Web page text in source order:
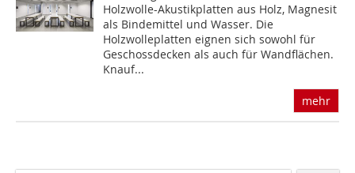
Holzwolle-Akustikplatten aus Holz, Magnesit
als Bindemittel und Wasser. Die
Holzwolleplatten eignen sich sowohl für
Geschossdecken als auch für Wandflächen.
Knauf...
mehr